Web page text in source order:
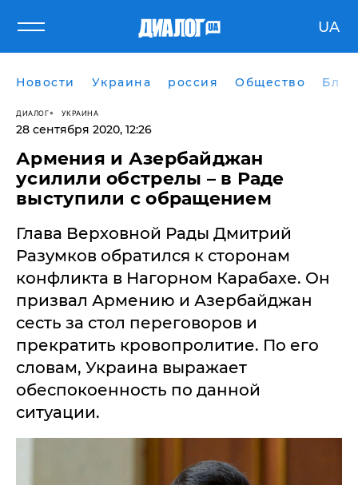
UA
Новости Украина россия Общество
ДИАЛОГ УКРАИНА
28 сентября 2020, 12:26
Армения и Азербайджан
усилили обстрелы – в Раде
выступили с обращением
Глава Верховной Рады Дмитрий
Разумков обратился к сторонам
конфликта в Нагорном Карабахе. Он
призвал Армению и Азербайджан
сесть за стол переговоров и
прекратить кровопролитие. По его
словам, Украина выражает
обеспокоенность по данной
ситуации.